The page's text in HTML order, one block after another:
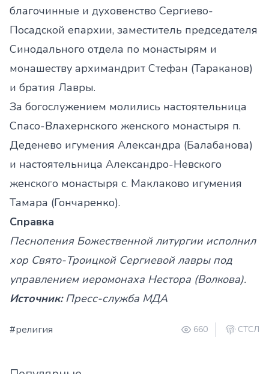
благочинные и духовенство Сергиево-
Посадской епархии, заместитель председателя
Синодального отдела по монастырям и
монашеству архимандрит Стефан (Тараканов)
и братия Лавры.
За богослужением молились настоятельница
Спасо-Влахернского женского монастыря п.
Деденево игумения Александра (Балабанова)
и настоятельница Александро-Невского
женского монастыря с. Маклаково игумения
Тамара (Гончаренко).
Справка
Песнопения Божественной литургии исполнил
хор Свято-Троицкой Сергиевой лавры под
управлением иеромонаха Нестора (Волкова).
Источник:Пресс-служба МДА
#религия 660 СТСЛ